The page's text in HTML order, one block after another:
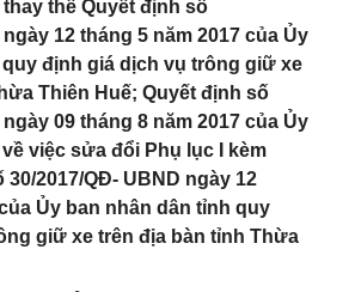
thế Quyết định số
12 tháng 5 năm 2017 của Ủy
định giá dịch vụ trông giữ xe
Thiên Huế; Quyết định số
09 tháng 8 năm 2017 của Ủy
việc sửa đổi Phụ lục I kèm
2017/QĐ- UBND ngày 12
Ủy ban nhân dân tỉnh quy
giữ xe trên địa bàn tỉnh Thừa